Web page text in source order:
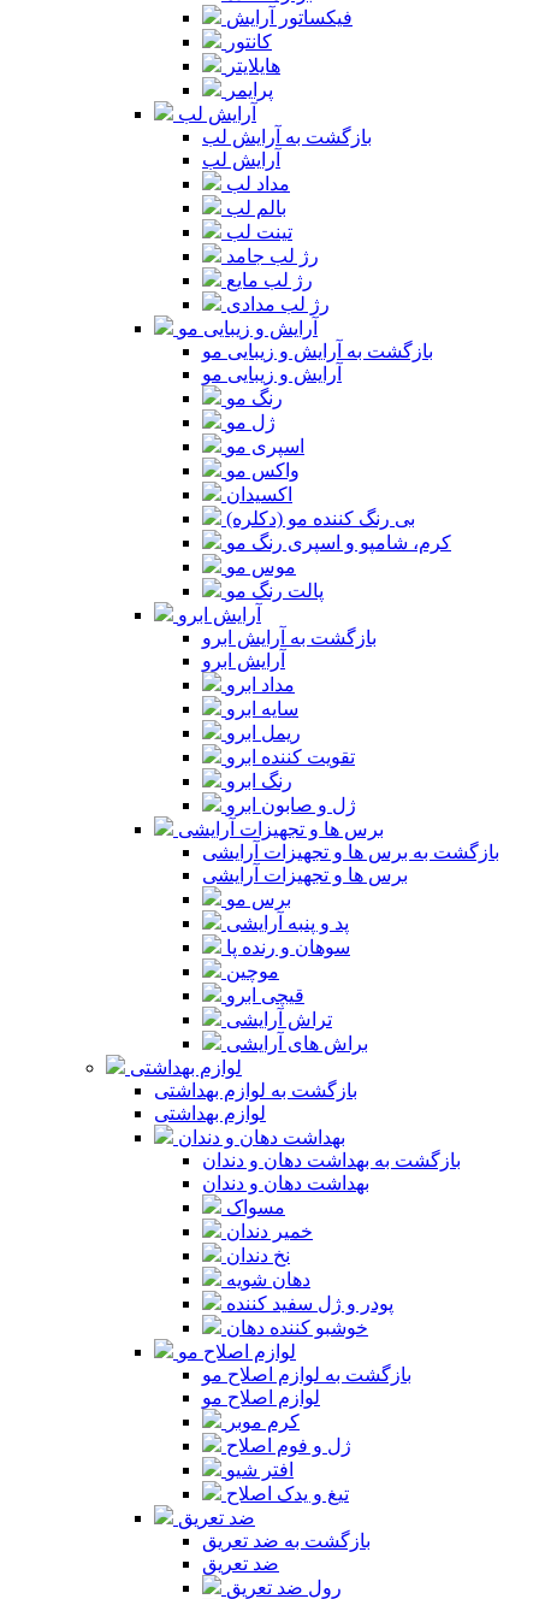
فیکساتور آرایش
کانتور
هایلایتر
پرایمر
آرایش لب
بازگشت به آرایش لب
آرایش لب
مداد لب
بالم لب
تینت لب
رژ لب جامد
رژ لب مایع
رژ لب مدادی
آرایش و زیبایی مو
بازگشت به آرایش و زیبایی مو
آرایش و زیبایی مو
رنگ مو
ژل مو
اسپری مو
واکس مو
اکسیدان
بی رنگ کننده مو (دکلره)
کرم، شامپو و اسپری رنگ مو
موس مو
پالت رنگ مو
آرایش ابرو
بازگشت به آرایش ابرو
آرایش ابرو
مداد ابرو
سایه ابرو
ریمل ابرو
تقویت کننده ابرو
رنگ ابرو
ژل و صابون ابرو
برس ها و تجهیزات آرایشی
بازگشت به برس ها و تجهیزات آرایشی
برس ها و تجهیزات آرایشی
برس مو
پد و پنبه آرایشی
سوهان و رنده پا
موچین
قیچی ابرو
تراش آرایشی
براش های آرایشی
لوازم بهداشتی
بازگشت به لوازم بهداشتی
لوازم بهداشتی
بهداشت دهان و دندان
بازگشت به بهداشت دهان و دندان
بهداشت دهان و دندان
مسواک
خمیر دندان
نخ دندان
دهان شویه
پودر و ژل سفید کننده
خوشبو کننده دهان
لوازم اصلاح مو
بازگشت به لوازم اصلاح مو
لوازم اصلاح مو
کرم موبر
ژل و فوم اصلاح
افتر شیو
تیغ و یدک اصلاح
ضد تعریق
بازگشت به ضد تعریق
ضد تعریق
رول ضد تعریق